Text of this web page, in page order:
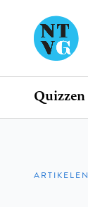
Home
Quizzen
ARTIKELEN